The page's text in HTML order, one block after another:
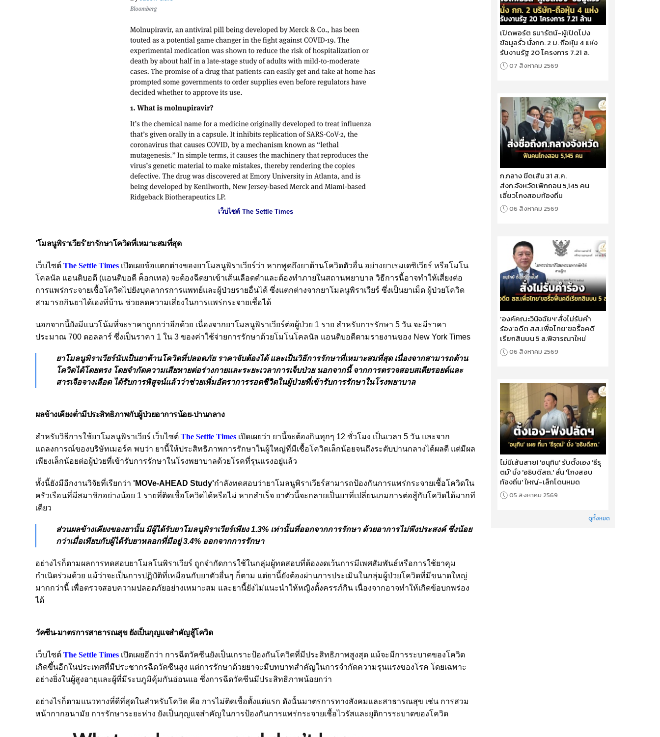
เว็บไซต์ The Settle Times
‘โมลนูพิราเวียร์’ยารักษาโควิดที่เหมาะสมที่สุด
เว็บไซต์ The Settle Times เปิดเผยข้อแตกต่างของยาโมลนูพิราเวียร์ว่า หากพูดถึงยาต้านโควิดตัวอื่น อย่างยาเรมเดซิเวียร์ หรือโมโน
โคลนัล แอนติบอดี (แอนติบอดี ค็อกเทล) จะต้องฉีดยาเข้าเส้นเลือดดำและต้องทำภายในสถานพยาบาล วิธีการนี้อาจทำให้เสี่ยงต่อ
การแพร่กระจายเชื้อโควิดไปยังบุคลากรการแพทย์และผู้ป่วยรายอื่นได้ ซึ่งแตกต่างจากยาโมลนูพิราเวียร์ ซึ่งเป็นยาเม็ด ผู้ป่วยโควิด
สามารถกินยาได้เองที่บ้าน ช่วยลดความเสี่ยงในการแพร่กระจายเชื้อได้
นอกจากนี้ยังมีแนวโน้มที่จะราคาถูกกว่าอีกด้วย เนื่องจากยาโมลนูพิราเวียร์ต่อผู้ป่วย 1 ราย สำหรับการรักษา 5 วัน จะมีราคา
ประมาณ 700 ดอลลาร์ ซึ่งเป็นราคา 1 ใน 3 ของค่าใช้จ่ายการรักษาด้วยโมโนโคลนัล แอนติบอดีตามรายงานของ New York Times
ยาโมลนูพิราเวียร์นับเป็นยาต้านโควิดที่ปลอดภัย ราคาจับต้องได้ และเป็นวิธีการรักษาที่เหมาะสมที่สุด เนื่องจากสามารถต้าน
โควิดได้โดยตรง โดยจำกัดความเสียหายต่อร่างกายและระยะเวลาการเจ็บป่วย นอกจากนี้ จากการตรวจสอบสเตียรอยด์และ
สารเจือจางเลือด ได้รับการพิสูจน์แล้วว่าช่วยเพิ่มอัตราการรอดชีวิตในผู้ป่วยที่เข้ารับการรักษาในโรงพยาบาล
ผลข้างเคียงต่ำมีประสิทธิภาพกับผู้ป่วยอาการน้อย-ปานกลาง
สำหรับวิธีการใช้ยาโมลนูพิราเวียร์ เว็บไซต์ The Settle Times เปิดเผยว่า ยานี้จะต้องกินทุกๆ 12 ชั่วโมง เป็นเวลา 5 วัน และจาก
แถลงการณ์ของบริษัทเมอร์ค พบว่า ยานี้ให้ประสิทธิภาพการรักษาในผู้ใหญ่ที่มีเชื้อโควิดเล็กน้อยจนถึงระดับปานกลางได้ผลดี แต่มีผล
เพียงเล็กน้อยต่อผู้ป่วยที่เข้ารับการรักษาในโรงพยาบาลด้วยโรคที่รุนแรงอยู่แล้ว
ทั้งนี้ยังมีอีกงานวิจัยที่เรียกว่า 'MOVe-AHEAD Study'กำลังทดสอบว่ายาโมลนูพิราเวียร์สามารถป้องกันการแพร่กระจายเชื้อโควิดใน
ครัวเรือนที่มีสมาชิกอย่างน้อย 1 รายที่ติดเชื้อโควิดได้หรือไม่ หากสำเร็จ ยาตัวนี้จะกลายเป็นยาที่เปลี่ยนเกมการต่อสู้กับโควิดได้มากที
เดียว
ส่วนผลข้างเคียงของยานั้น มีผู้ได้รับยาโมลนูพิราเวียร์เพียง 1.3% เท่านั้นที่ออกจากการรักษา ด้วยอาการไม่พึงประสงค์ ซึ่งน้อย
กว่าเมื่อเทียบกับผู้ได้รับยาหลอกที่มีอยู่ 3.4% ออกจากการรักษา
อย่างไรก็ตามผลการทดสอบยาโมลโนพิราเวียร์ ถูกจำกัดการใช้ในกลุ่มผู้ทดสอบที่ต้องงดเว้นการมีเพศสัมพันธ์หรือการใช้ยาคุม
กำเนิดร่วมด้วย แม้ว่าจะเป็นการปฏิบัติที่เหมือนกับยาตัวอื่นๆ ก็ตาม แต่ยานี้ยังต้องผ่านการประเมินในกลุ่มผู้ป่วยโควิดที่มีขนาดใหญ่
มากกว่านี้ เพื่อตรวจสอบความปลอดภัยอย่างเหมาะสม และยานี้ยังไม่แนะนำให้หญิงตั้งครรภ์กิน เนื่องจากอาจทำให้เกิดข้อบกพร่อง
ได้
วัคซีน-มาตรการสาธารณสุข ยังเป็นกุญแจสำคัญสู้โควิด
เว็บไซต์ The Settle Times เปิดเผยอีกว่า การฉีดวัคซีนยังเป็นเกราะป้องกันโควิดที่มีประสิทธิภาพสูงสุด แม้จะมีการระบาดของโควิด
เกิดขึ้นอีกในประเทศที่มีประชากรฉีดวัคซีนสูง แต่การรักษาด้วยยาจะมีบทบาทสำคัญในการจำกัดความรุนแรงของโรค โดยเฉพาะ
อย่างยิ่งในผู้สูงอายุและผู้ที่มีระบภูมิคุ้มกันอ่อนแอ ซึ่งการฉีดวัคซีนมีประสิทธิภาพน้อยกว่า
อย่างไรก็ตามแนวทางที่ดีที่สุดในสำหรับโควิด คือ การไม่ติดเชื้อตั้งแต่แรก ดังนั้นมาตรการทางสังคมและสาธารณสุข เช่น การสวม
หน้ากากอนามัย การรักษาระยะห่าง ยังเป็นกุญแจสำคัญในการป้องกันการแพร่กระจายเชื้อไวรัสและยุติการระบาดของโควิด
เปิดพอร์ต ธนารัตน์-ผู้เปิดโปง
ข้อมูลรั่ว นั่งกก. 2 บ. ถือหุ้น 4 แห่ง
รับงานรัฐ 20 โครงการ 7.21 ล.
07 สิงหาคม 2569
ก.กลาง ขีดเส้น 31 ส.ค.
ส่งก.จังหวัดเพิกถอน 5,145 คน
เอี่ยวโกงสอบท้องถิ่น
06 สิงหาคม 2569
‘องค์คณะวินิจฉัยฯ’สั่งไม่รับคำ
ร้อง‘อดีต สส.เพื่อไทย’ขอรื้อคดี
เรียกสินบน 5 ล.พิจารณาใหม่
06 สิงหาคม 2569
ไม่มีเส้นสาย! 'อนุทิน' รับตั้งเอง 'ธีรุ
ตม์' นั่ง 'อธิบดีสถ.' ลั่น 'โกงสอบ
ท้องถิ่น' ใหญ่-เล็กโดนหมด
05 สิงหาคม 2569
ดูทั้งหมด